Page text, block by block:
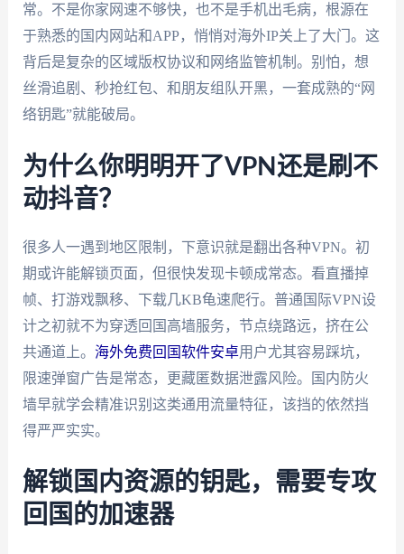
常。不是你家网速不够快，也不是手机出毛病，根源在
于熟悉的国内网站和APP，悄悄对海外IP关上了大门。这
背后是复杂的区域版权协议和网络监管机制。别怕，想
丝滑追剧、秒抢红包、和朋友组队开黑，一套成熟的“网
络钥匙”就能破局。
为什么你明明开了VPN还是刷不
动抖音？
很多人一遇到地区限制，下意识就是翻出各种VPN。初
期或许能解锁页面，但很快发现卡顿成常态。看直播掉
帧、打游戏飘移、下载几KB龟速爬行。普通国际VPN设
计之初就不为穿透回国高墙服务，节点绕路远，挤在公
共通道上。 海外免费回国软件安卓用户尤其容易踩坑，
限速弹窗广告是常态，更藏匿数据泄露风险。国内防火
墙早就学会精准识别这类通用流量特征，该挡的依然挡
得严严实实。
解锁国内资源的钥匙，需要专攻
回国的加速器